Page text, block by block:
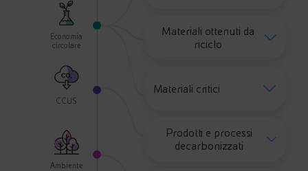
Economia
circolare
CCUS
Ambiente
Materiali ottenuti da riciclo si
Materiali ottenuti da
riciclo
Materiali critici si collega a
Materiali critici
Prodotti e processi
Prodotti e processi
decarbonizzati